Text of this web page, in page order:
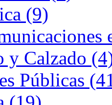
(9)
y Calzado
Públicas